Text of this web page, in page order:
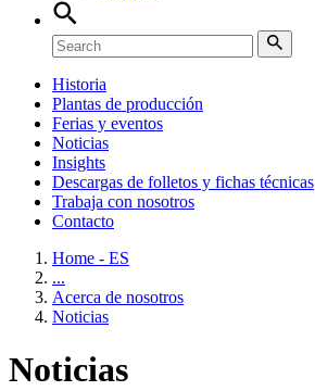
Historia
Plantas de producción
Ferias y eventos
Noticias
Insights
Descargas de folletos y fichas técnicas
Trabaja con nosotros
Contacto
Home - ES
...
Acerca de nosotros
Noticias
Noticias